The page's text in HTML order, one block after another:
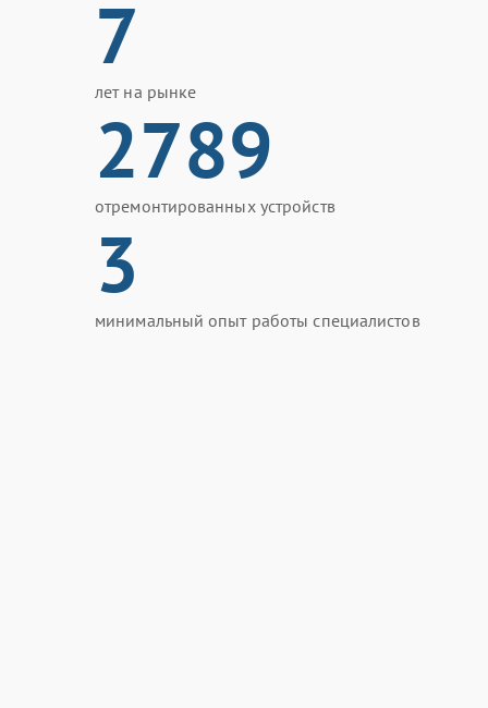
7
лет на рынке
2789
отремонтированных устройств
3
минимальный опыт работы специалистов